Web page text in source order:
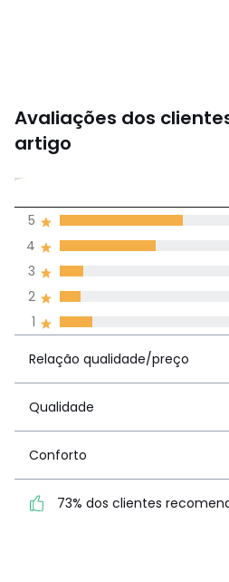
Avaliações dos
artigo
3,8
1
2
3
5
1
2
3
4
5
Relação qualidade/preço
Qualidade
Conforto
73% dos clientes